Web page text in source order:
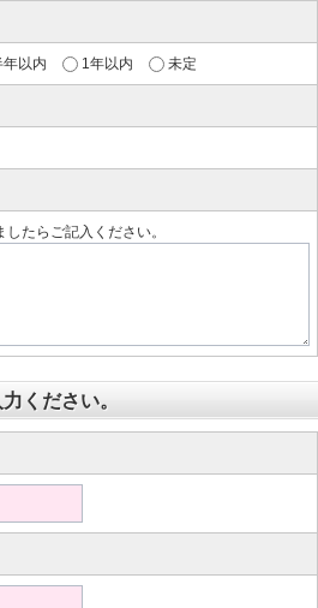
年以内 1年以内 未定
たらご記入ください。
ください。